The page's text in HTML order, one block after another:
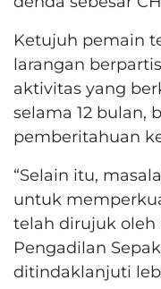
Ketujuh pemain
larangan
aktivitas yang
selama 12 bulan,
pemberitahuan
“Selain itu,
untuk
telah dirujuk
Pengadilan
ditindaklanjuti